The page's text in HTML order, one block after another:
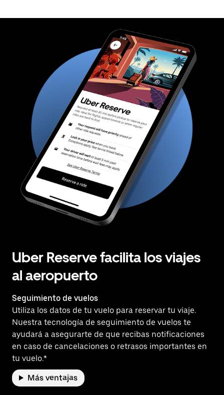
Uber Reserve facilita los viajes
al aeropuerto
Seguimiento de vuelos
Utiliza los datos de tu vuelo para reservar tu viaje.
Nuestra tecnología de seguimiento de vuelos te
ayudará a asegurarte de que recibas notificaciones
en caso de cancelaciones o retrasos importantes en
tu vuelo.*
Más ventajas